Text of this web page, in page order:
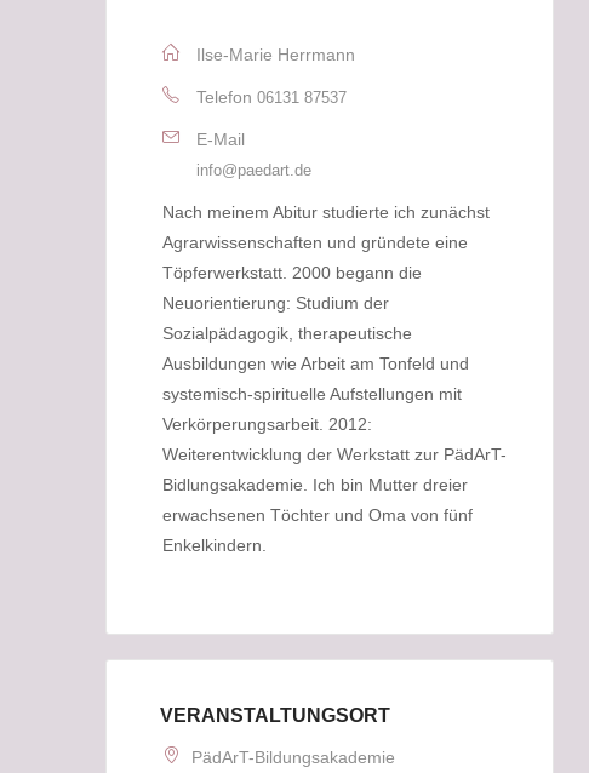
Ilse-Marie Herrmann
Telefon 06131 87537
E-Mail
info@paedart.de
Nach meinem Abitur studierte ich zunächst
Agrarwissenschaften und gründete eine
Töpferwerkstatt. 2000 begann die
Neuorientierung: Studium der
Sozialpädagogik, therapeutische
Ausbildungen wie Arbeit am Tonfeld und
systemisch-spirituelle Aufstellungen mit
Verkörperungsarbeit. 2012:
Weiterentwicklung der Werkstatt zur PädArT-
Bidlungsakademie. Ich bin Mutter dreier
erwachsenen Töchter und Oma von fünf
Enkelkindern.
VERANSTALTUNGSORT
PädArT-Bildungsakademie